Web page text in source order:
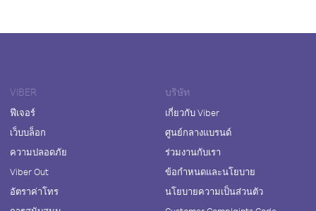
VIBER
ฟีเจอร์
เว็บบล็อก
ความปลอดภัย
Viber Out
อัตราค่าโทร
บริษัท
เกี่ยวกับ Viber
ศูนย์กลางแบรนด์
ร่วมงานกับเรา
ข้อกำหนดและนโยบาย
นโยบายความเป็นส่วนตัว